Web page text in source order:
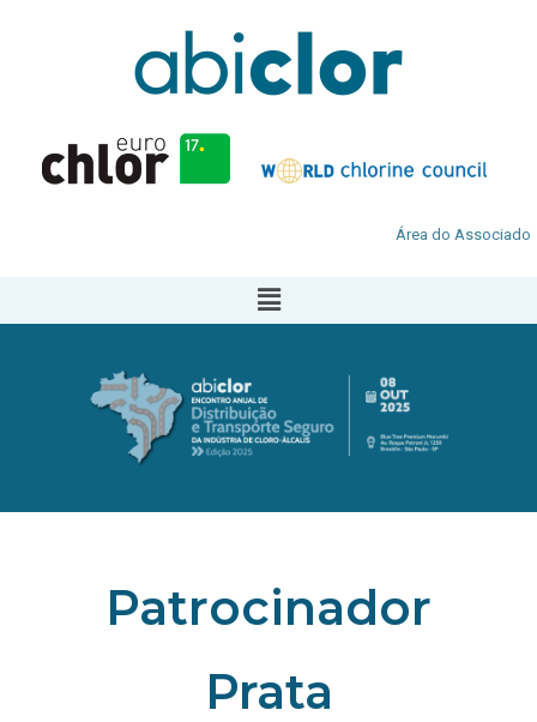
Área do Associado
Patrocinador
Prata